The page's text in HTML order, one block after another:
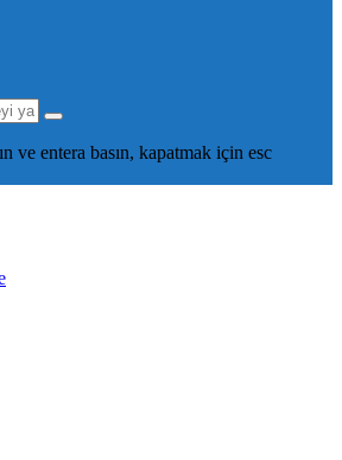
ve entera basın, kapatmak için esc